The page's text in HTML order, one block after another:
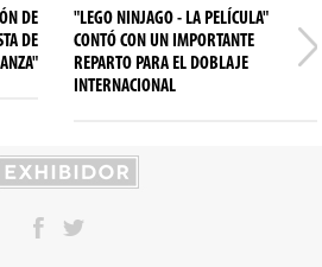
DE
DE
"LEGO NINJAGO - LA PELÍCULA"
CONTÓ CON UN IMPORTANTE
REPARTO PARA EL DOBLAJE
INTERNACIONAL